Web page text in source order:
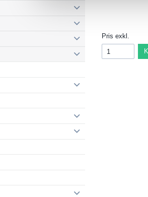
Pris exkl.